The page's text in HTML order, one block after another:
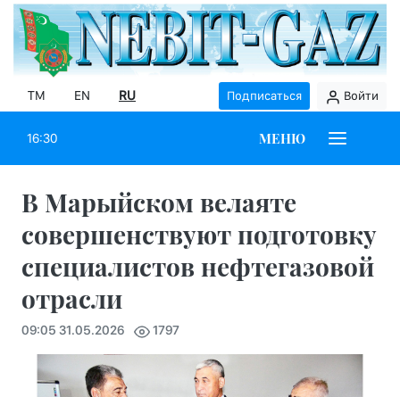
TM EN RU Подписаться Войти
16:30 МЕНЮ
В Марыйском велаяте
совершенствуют подготовку
специалистов нефтегазовой
отрасли
09:05 31.05.2026 1797